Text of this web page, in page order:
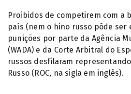
Proibidos de competirem com a
país (nem o hino russo pôde ser
punições por parte da Agência
(WADA) e da Corte Arbitral do
russos desfilaram
Russo (ROC, na sigla em inglês).